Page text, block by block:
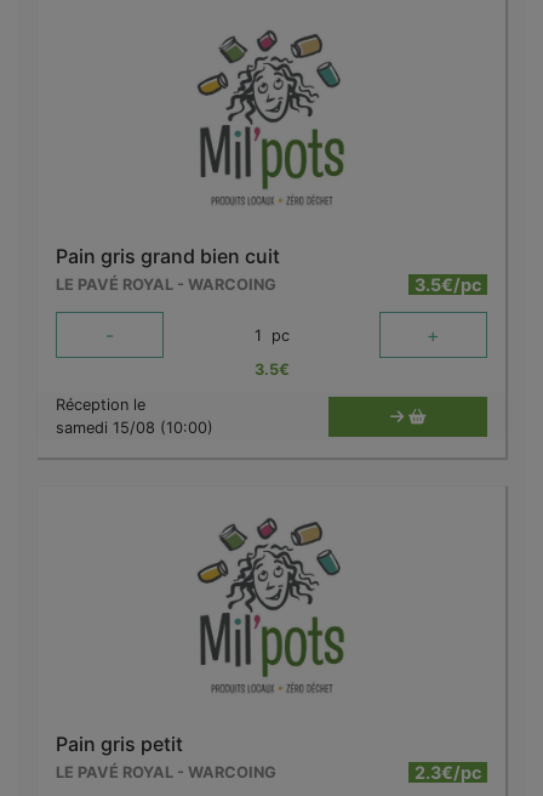
Pain gris grand bien cuit
LE PAVÉ ROYAL - WARCOING 3.5€/pc
- 1 pc +
3.5€
Réception le
samedi 15/08 (10:00)
Pain gris petit
LE PAVÉ ROYAL - WARCOING 2.3€/pc